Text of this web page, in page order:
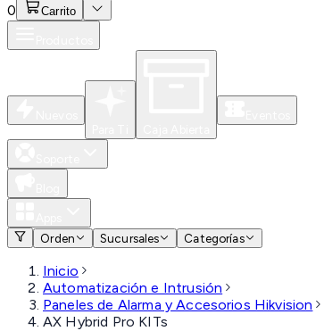
0 Carrito
Orden
Sucursales Categorías
Inicio
Automatización e Intrusión
Paneles de Alarma y Accesorios Hikvision
AX Hybrid Pro KITs